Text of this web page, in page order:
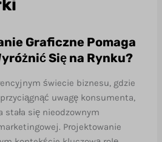
tle konkurencji
Graficzne Pomaga
Się na Rynku?
świecie biznesu, gdzie
uwagę konsumenta,
się nieodzownym
Projektowanie